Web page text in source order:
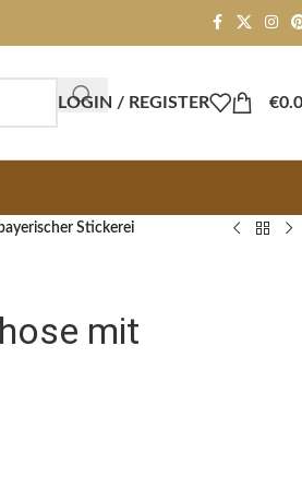
LOGIN / REGISTER €
Stickerei
mit